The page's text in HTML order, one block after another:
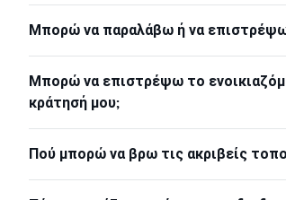
Μπορώ να παραλάβω ή να επιστρέψω
Μπορώ να επιστρέψω το
κράτησή μου;
Πού μπορώ να βρω τις ακριβείς